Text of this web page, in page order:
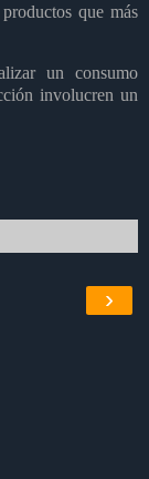
que más
un consumo
involucren un
›